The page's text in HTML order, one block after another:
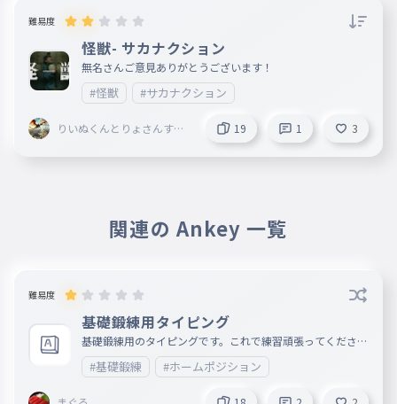
難易度
怪獣- サカナクション
無名さんご意見ありがとうございます！
#怪獣 #サカナクション
りいぬくんとりょさんすき
19 1 3
関連の Ankey 一覧
難易度
基礎鍛練用タイピング
基礎鍛練用のタイピングです。これで練習頑張ってください
！！
#基礎鍛練 #ホームポジション